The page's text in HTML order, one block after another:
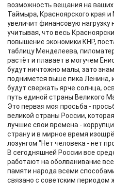
возможность вещания на ваших
Таймыра, Красноярского края
увеличит финансовую
учитывая, что весь
повышение экономики КНР,
таблицу Менделеева,
растёт и плавает в могучем
будут ничтожно малы, зато
поднимется выше пика Ленина,
будут сверкать ярче солнца,
путь единой страны Великого
Это первая моя просьба -
великой страны России,
лучшие свои времена -
страну и в мирное время
лозунгом "Нет человека - нет
В сегодняшней России все
работают на оболванивание
памяти народа всеми
связано с советским периодом